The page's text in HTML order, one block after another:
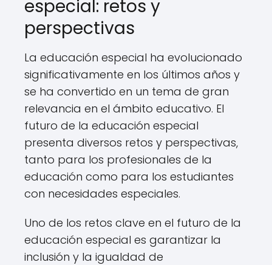
especial: retos y
perspectivas
La educación especial ha evolucionado
significativamente en los últimos años y
se ha convertido en un tema de gran
relevancia en el ámbito educativo. El
futuro de la educación especial
presenta diversos retos y perspectivas,
tanto para los profesionales de la
educación como para los estudiantes
con necesidades especiales.
Uno de los retos clave en el futuro de la
educación especial es garantizar la
inclusión y la igualdad de